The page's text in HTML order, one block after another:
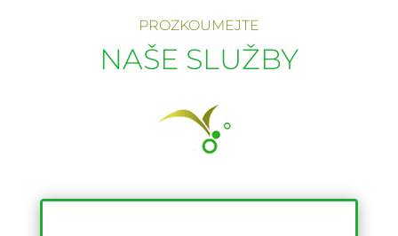
PROZKOUMEJTE
NAŠE SLUŽBY